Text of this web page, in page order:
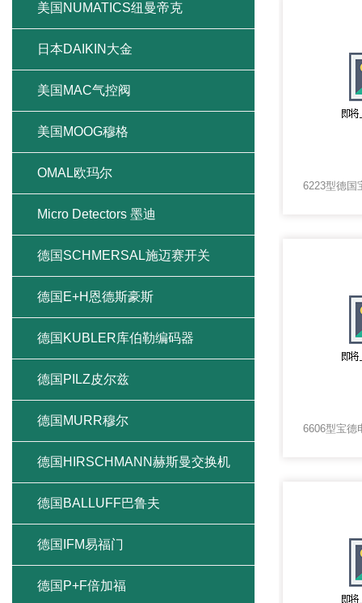
美国NUMATICS纽曼帝克
日本DAIKIN大金
美国MAC气控阀
美国MOOG穆格
OMAL欧玛尔
Micro Detectors 墨迪
德国SCHMERSAL施迈赛开关
德国E+H恩德斯豪斯
德国KUBLER库伯勒编码器
德国PILZ皮尔兹
德国MURR穆尔
德国HIRSCHMANN赫斯曼交换机
德国BALLUFF巴鲁夫
德国IFM易福门
德国P+F倍加福